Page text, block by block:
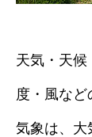
天気・天候
度・風など
気象は、大